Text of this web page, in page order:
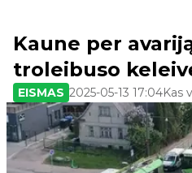
Kaune per
troleibuso
EISMAS 2025-05-13 17:04Kas